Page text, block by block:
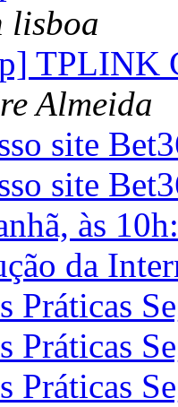
lisboa
TPLINK
Almeida
site
site
às
da
Práticas
Práticas
Práticas